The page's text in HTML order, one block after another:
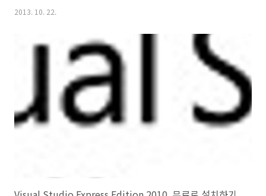
동작을 안하는 겁니다. 찾기 기능이니 찾기는 제대로 하는 듯 한데, 아래
Visual C++ 6 쯤에서도 사용했던 기억이 있으니, 잘못 알고 있는 건 아닌
데... 이런 저런 옵션을 뒤적거려보고, 설정 초기화도 시켜보고 해봤지만
해결을 못하겠더군요. Project 에 상관없이 발생하는 것으로 봐서,
Project 옵션은 아닌 듯 하고... 구글 검색을 해봐도 딱히 보이진 않았는
데, 우연히 이와 같은 증상에 대한 질문글이 있..
2013. 10. 22.